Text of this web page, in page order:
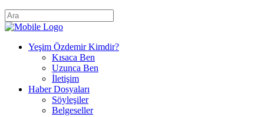
Yeşim Özdemir Kimdir?
Kısaca Ben
Uzunca Ben
İletişim
Haber Dosyaları
Söyleşiler
Belgeseller